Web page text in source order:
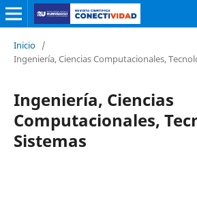
Inicio /
Ingeniería, Ciencias Computacionales,
Ingeniería, Ciencias
Computacionales,
Sistemas